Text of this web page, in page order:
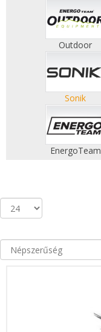
Outdoor
Sonik
EnergoTeam